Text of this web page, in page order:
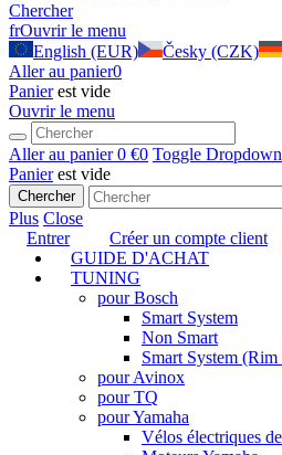
Chercher
frOuvrir le menu
English (EUR)
Česky (CZK)
Aller au panier0
Panierest vide
Ouvrir le menu
Aller au panier0 €0 Toggle Dropdown
Panierest vide
Chercher
Plus Close
Entrer
Créer un compte client
GUIDE D'ACHAT
TUNING
pour Bosch
Smart System
Non Smart
Smart System
pour Avinox
pour TQ
pour Yamaha
Vélos électriques